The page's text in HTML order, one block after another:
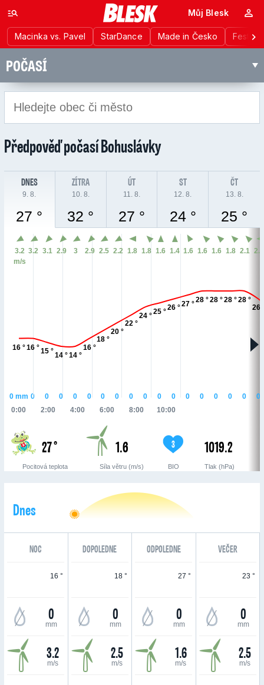
Macinka vs. Pavel StarDance Made in Česko
Můj Blesk
POČASÍ
Předpověď počasíBohuslávky
DNES
9. 8.
27 °
ZÍTRA
10. 8.
32 °
ÚT
11. 8.
27 °
ST
12. 8.
24 °
ČT
13. 8.
25 °
16 °16 °15 °14 °14 °
16 °
18 °
20 °
22 °
24 °25 °26 °27 °28 °28 °28 °28 °
26
0:00 2:00 4:00 6:00 8:00 10:00
0mm 0 0 0 0 0 0 0 0 0 0 0 0 0 0 0 0 0
3.2
m/s
3.2 3.1 2.9 3 2.9 2.5 2.2 1.8 1.8 1.6 1.4 1.6 1.6 1.6 1.8 2.1 2.2
27 °
Pocitová teplota
1.6
Síla větru (m/s)
3
BIO
1019.2
Tlak (hPa)
Dnes
NOC DOPOLEDNE ODPOLEDNE VEČER
16 °
0
mm
3.2
m/s
18 °
0
mm
2.5
m/s
27 °
0
mm
1.6
m/s
23 °
0
mm
2.5
m/s